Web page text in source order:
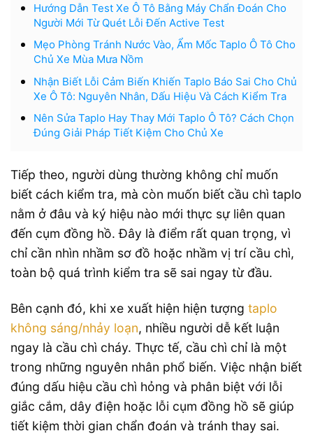
Hướng Dẫn Test Xe Ô Tô Bằng Máy Chẩn Đoán Cho
Người Mới Từ Quét Lỗi Đến Active Test
Mẹo Phòng Tránh Nước Vào, Ẩm Mốc Taplo Ô Tô Cho
Chủ Xe Mùa Mưa Nồm
Nhận Biết Lỗi Cảm Biến Khiến Taplo Báo Sai Cho Chủ
Xe Ô Tô: Nguyên Nhân, Dấu Hiệu Và Cách Kiểm Tra
Nên Sửa Taplo Hay Thay Mới Taplo Ô Tô? Cách Chọn
Đúng Giải Pháp Tiết Kiệm Cho Chủ Xe
Tiếp theo, người dùng thường không chỉ muốn
biết cách kiểm tra, mà còn muốn biết cầu chì taplo
nằm ở đâu và ký hiệu nào mới thực sự liên quan
đến cụm đồng hồ. Đây là điểm rất quan trọng, vì
chỉ cần nhìn nhầm sơ đồ hoặc nhầm vị trí cầu chì,
toàn bộ quá trình kiểm tra sẽ sai ngay từ đầu.
Bên cạnh đó, khi xe xuất hiện hiện tượng taplo
không sáng/nhảy loạn, nhiều người dễ kết luận
ngay là cầu chì cháy. Thực tế, cầu chì chỉ là một
trong những nguyên nhân phổ biến. Việc nhận biết
đúng dấu hiệu cầu chì hỏng và phân biệt với lỗi
giắc cắm, dây điện hoặc lỗi cụm đồng hồ sẽ giúp
tiết kiệm thời gian chẩn đoán và tránh thay sai.